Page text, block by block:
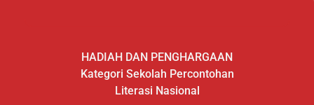
HADIAH DAN PENGHARGAAN
Kategori Sekolah Percontohan
Literasi Nasional